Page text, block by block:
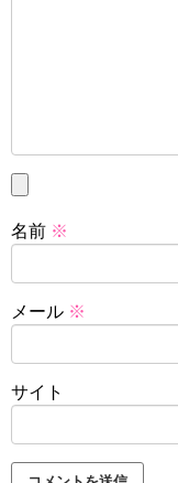
名前 ※
メール ※
サイト